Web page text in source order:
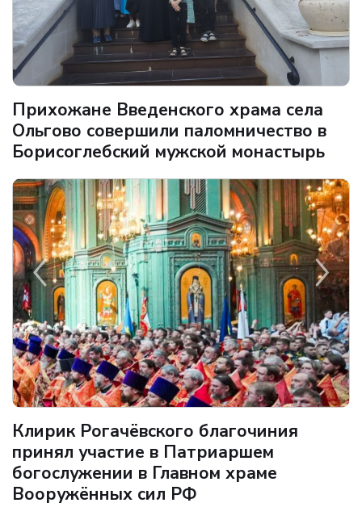
Прихожане Введенского храма села
Ольгово совершили паломничество в
Борисоглебский мужской монастырь
Клирик Рогачёвского благочиния
принял участие в Патриаршем
богослужении в Главном храме
Вооружённых сил РФ